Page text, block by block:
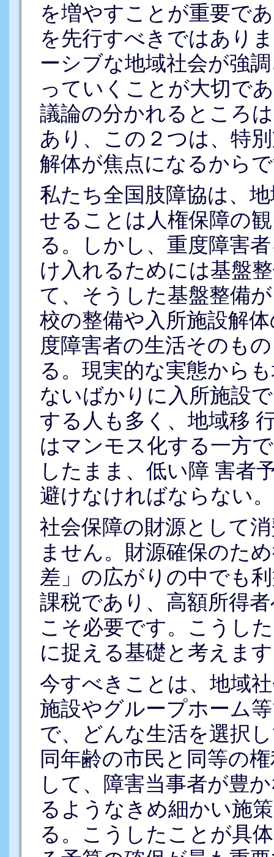
を増やすことが重要で
を先行すべきではあり
ーシブな地域社会が強
っていくことが大切で
議論の分かれるところ
あり、この２つは、特
解体が焦点になるから
私たち全国肢障協は、
せることは人権保障の
る。しかし、重度障害
け入れるためには基盤
て、そうした基盤整備
校の整備や入所施設解
度障害者の生活そのも
る。現実的な実態から
ないばかりに入所施設
する人も多く、地域移
はマンモス化する一方
したまま、低い障 害者
避けなければならない。
社会保障の財源として
ません。財源確保のた
差」の広がりの中でも
課税であり、高額所得
こそ必要です。こうし
に捉える基礎と考えま
今すべきことは、地域
施設やグループホーム
で、どんな生活を選択
同年齢の市民と同等の
して、障害当事者が豊
るようなきめ細かい施
る。こうしたことが具